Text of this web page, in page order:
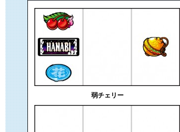
弱チェリー